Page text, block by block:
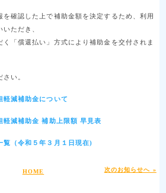
確認した上で補助金額を決定するため、利用
ただき、
「償還払い」方式により補助金を交付されま
い。
軽減補助金について
軽減補助金 補助上限額 早見表
（令和５年３月１日現在)
HOME 次のお知らせへ »